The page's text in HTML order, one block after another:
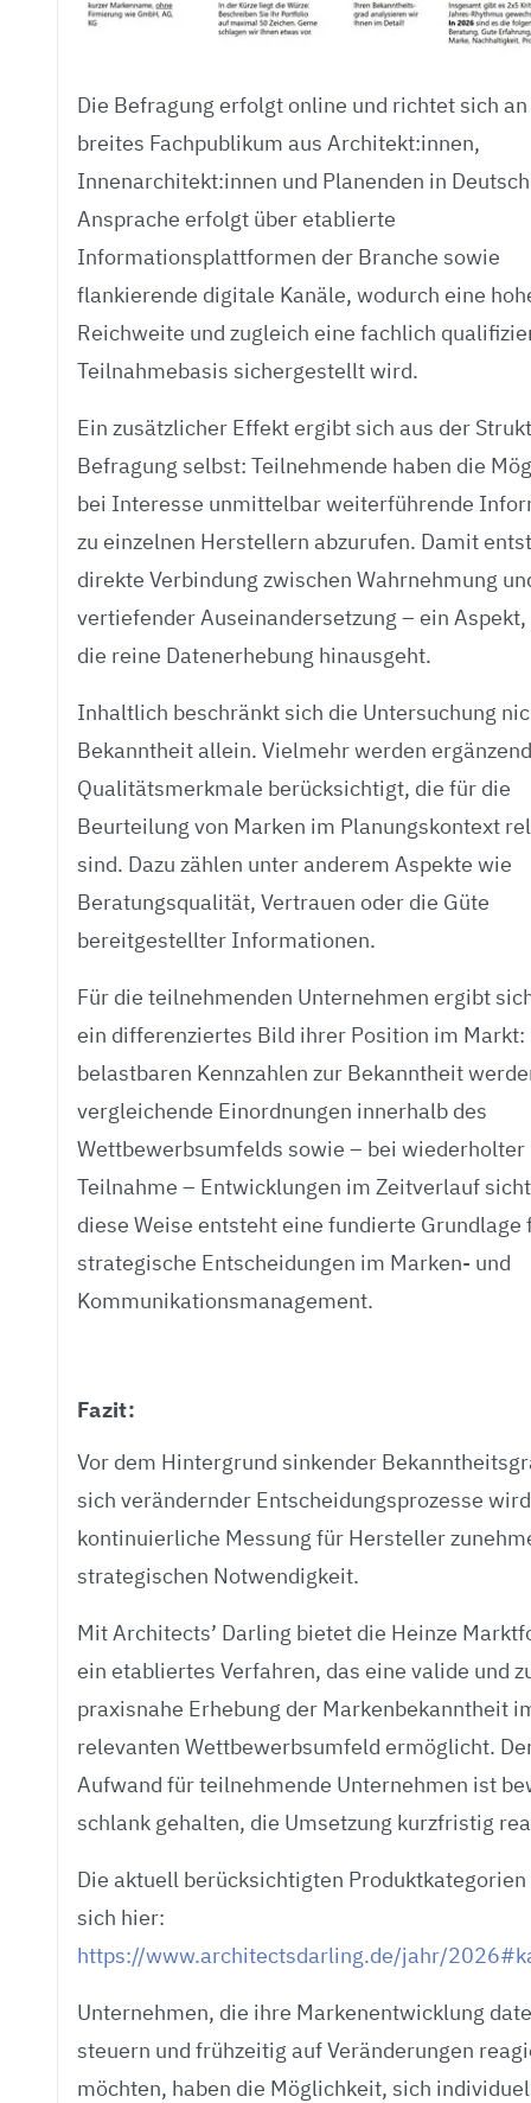
Die Befragung erfolgt online und richtet sich
breites Fachpublikum aus Architekt:innen,
Innenarchitekt:innen und Planenden in
Ansprache erfolgt über etablierte
Informationsplattformen der Branche sowie
flankierende digitale Kanäle, wodurch eine
Reichweite und zugleich eine fachlich
Teilnahmebasis sichergestellt wird.
Ein zusätzlicher Effekt ergibt sich aus der
Befragung selbst: Teilnehmende haben die
bei Interesse unmittelbar weiterführende
zu einzelnen Herstellern abzurufen. Damit
direkte Verbindung zwischen Wahrnehmung
vertiefender Auseinandersetzung – ein
die reine Datenerhebung hinausgeht.
Inhaltlich beschränkt sich die Untersuchung
Bekanntheit allein. Vielmehr werden
Qualitätsmerkmale berücksichtigt, die für die
Beurteilung von Marken im Planungskontext
sind. Dazu zählen unter anderem Aspekte wie
Beratungsqualität, Vertrauen oder die Güte
bereitgestellter Informationen.
Für die teilnehmenden Unternehmen ergibt
ein differenziertes Bild ihrer Position im Markt:
belastbaren Kennzahlen zur Bekanntheit
vergleichende Einordnungen innerhalb des
Wettbewerbsumfelds sowie – bei wiederholter
Teilnahme – Entwicklungen im Zeitverlauf
diese Weise entsteht eine fundierte Grundlage
strategische Entscheidungen im Marken- und
Kommunikationsmanagement.
Fazit:
Vor dem Hintergrund sinkender
sich verändernder Entscheidungsprozesse
kontinuierliche Messung für Hersteller
strategischen Notwendigkeit.
Mit Architects’ Darling bietet die Heinze
ein etabliertes Verfahren, das eine valide und
praxisnahe Erhebung der Markenbekanntheit
relevanten Wettbewerbsumfeld ermöglicht.
Aufwand für teilnehmende Unternehmen ist
schlank gehalten, die Umsetzung kurzfristig
Die aktuell berücksichtigten Produktkategorien
sich hier:
https://www.architectsdarling.de/jahr/
Unternehmen, die ihre Markenentwicklung
steuern und frühzeitig auf Veränderungen
möchten, haben die Möglichkeit, sich